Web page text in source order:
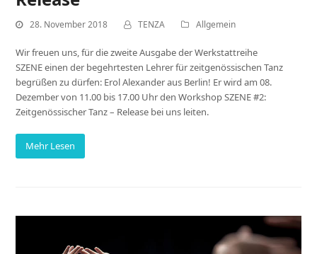
28. November 2018 TENZA Allgemein
Wir freuen uns, für die zweite Ausgabe der Werkstattreihe
SZENE einen der begehrtesten Lehrer für zeitgenössischen Tanz
begrüßen zu dürfen: Erol Alexander aus Berlin! Er wird am 08.
Dezember von 11.00 bis 17.00 Uhr den Workshop SZENE #2:
Zeitgenössischer Tanz – Release bei uns leiten.
Mehr Lesen